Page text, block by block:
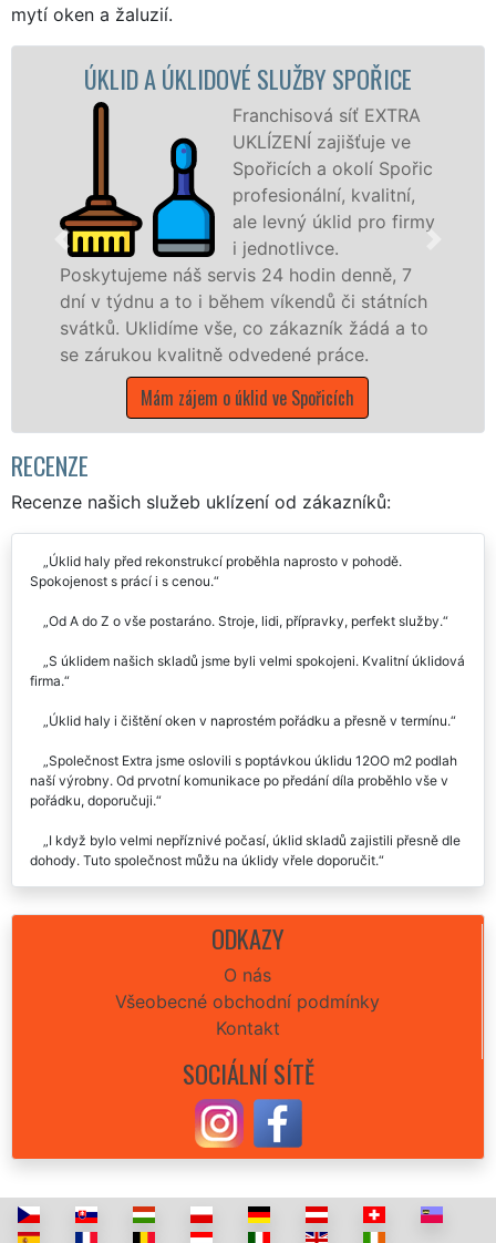
mytí oken a žaluzií.
SLUŽBY SPOŘICE
Franchisová síť EXTRA
UKLÍZENÍ zajišťuje ve
Spořicích a okolí Spořic
profesionální, kvalitní,
ale levný úklid pro firmy
i jednotlivce.
servis 24 hodin denně, 7
i během víkendů či státních
vše, co zákazník žádá a to
odvedené práce.
zájem o úklid ve Spořicích
ÚKLIDOVÁ
nabízíme pro
státní podniky,
Ústeckém kraji
RECENZE
Recenze našich služeb uklízení od zákazníků:
Úklid haly před rekonstrukcí proběhla naprosto v pohodě.
Spokojenost s prácí i s cenou.
Od A do Z o vše postaráno. Stroje, lidi, přípravky, perfekt služby.
S úklidem našich skladů jsme byli velmi spokojeni. Kvalitní úklidová
firma.
Úklid haly i čištění oken v naprostém pořádku a přesně v termínu.
Společnost Extra jsme oslovili s poptávkou úklidu 12OO m2 podlah
naší výrobny. Od prvotní komunikace po předání díla proběhlo vše v
pořádku, doporučuji.
I když bylo velmi nepříznivé počasí, úklid skladů zajistili přesně dle
dohody. Tuto společnost můžu na úklidy vřele doporučit.
ODKAZY
O nás
Všeobecné obchodní podmínky
Kontakt
SOCIÁLNÍ SÍTĚ